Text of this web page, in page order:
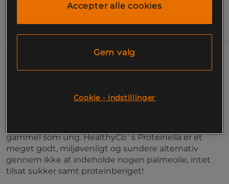
bageingrediens, anvendelsesområderne er mange!
gammel som ung. HealthyCo`s Proteinella er et
meget godt, miljøvenligt og sundere alternativ
gennem ikke at indeholde nogen palmeolie, intet
tilsat sukker samt proteinberiget!
Accepter alle cookies
Gem valg
Cookie - indstillinger